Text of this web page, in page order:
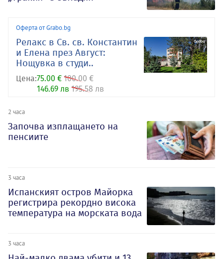
Оферта от Grabo.bg
Релакс в Св. св. Константин
и Елена през Август:
Нощувка в студи..
Цена:75.00 € 100.00 €
146.69 лв 195.58 лв
2 часа
Започва изплащането на
пенсиите
3 часа
Испанският остров Майорка
регистрира рекордно висока
температура на морската вода
3 часа